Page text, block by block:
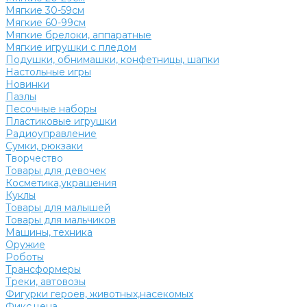
Мягкие 30-59см
Мягкие 60-99см
Мягкие брелоки, аппаратные
Мягкие игрушки с пледом
Подушки, обнимашки, конфетницы, шапки
Настольные игры
Новинки
Пазлы
Песочные наборы
Пластиковые игрушки
Радиоуправление
Сумки, рюкзаки
Творчество
Товары для девочек
Косметика,украшения
Куклы
Товары для малышей
Товары для мальчиков
Машины, техника
Оружие
Роботы
Трансформеры
Треки, автовозы
Фигурки героев, животных,насекомых